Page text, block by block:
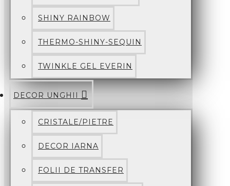
SHINY RAINBOW
THERMO-SHINY-SEQUIN
TWINKLE GEL EVERIN
DECOR UNGHII
CRISTALE/PIETRE
DECOR IARNA
FOLII DE TRANSFER